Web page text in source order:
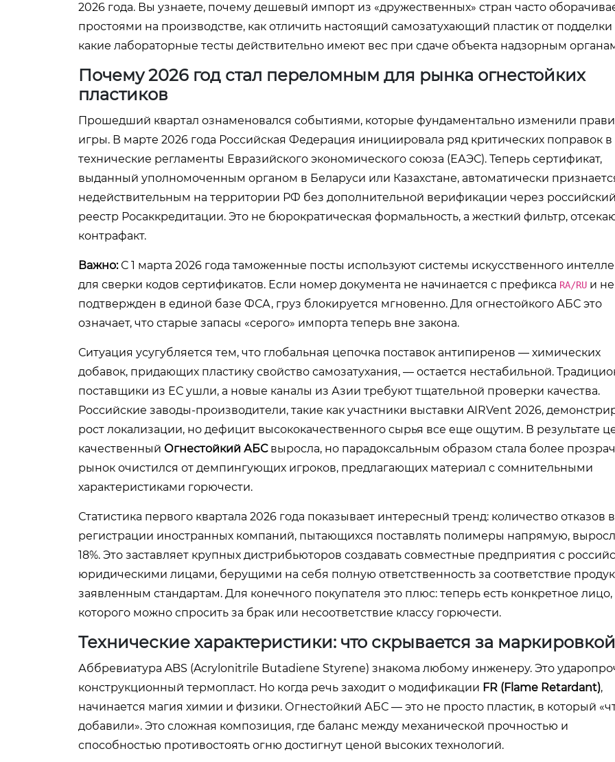
2026 года. Вы узнаете, почему дешевый импорт из «дружественных» стран часто
простоями на производстве, как отличить настоящий самозатухающий пластик от подделки
какие лабораторные тесты действительно имеют вес при сдаче объекта надзорным
Почему 2026 год стал переломным для рынка огнестойких
пластиков
Прошедший квартал ознаменовался событиями, которые фундаментально изменили
игры. В марте 2026 года Российская Федерация инициировала ряд критических поправок в
технические регламенты Евразийского экономического союза (ЕАЭС). Теперь сертификат,
выданный уполномоченным органом в Беларуси или Казахстане, автоматически
недействительным на территории РФ без дополнительной верификации через российский
реестр Росаккредитации. Это не бюрократическая формальность, а жесткий фильтр,
контрафакт.
Важно:С 1 марта 2026 года таможенные посты используют системы искусственного
для сверки кодов сертификатов. Если номер документа не начинается с префикса RA/RU и не
подтвержден в единой базе ФСА, груз блокируется мгновенно. Для огнестойкого АБС это
означает, что старые запасы «серого» импорта теперь вне закона.
Ситуация усугубляется тем, что глобальная цепочка поставок антипиренов — химических
добавок, придающих пластику свойство самозатухания, — остается нестабильной.
поставщики из ЕС ушли, а новые каналы из Азии требуют тщательной проверки качества.
Российские заводы-производители, такие как участники выставки AIRVent 2026,
рост локализации, но дефицит высококачественного сырья все еще ощутим. В результате
качественный Огнестойкий АБСвыросла, но парадоксальным образом стала более
рынок очистился от демпингующих игроков, предлагающих материал с сомнительными
характеристиками горючести.
Статистика первого квартала 2026 года показывает интересный тренд: количество отказов в
регистрации иностранных компаний, пытающихся поставлять полимеры напрямую,
18%. Это заставляет крупных дистрибьюторов создавать совместные предприятия с
юридическими лицами, берущими на себя полную ответственность за соответствие
заявленным стандартам. Для конечного покупателя это плюс: теперь есть конкретное лицо,
которого можно спросить за брак или несоответствие классу горючести.
Технические характеристики: что скрывается за
Аббревиатура ABS (Acrylonitrile Butadiene Styrene) знакома любому инженеру. Это
конструкционный термопласт. Но когда речь заходит о модификации FR (Flame Retardant),
начинается магия химии и физики. Огнестойкий АБС — это не просто пластик, в который
добавили». Это сложная композиция, где баланс между механической прочностью и
способностью противостоять огню достигнут ценой высоких технологий.